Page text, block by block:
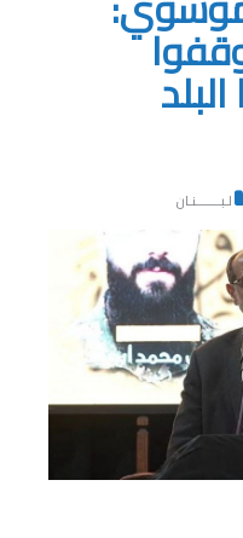
لـبـــــــنـان